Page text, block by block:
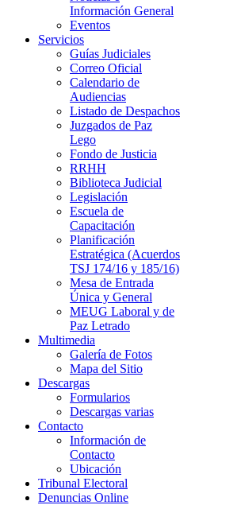
Información General
Eventos
Servicios
Guías Judiciales
Correo Oficial
Calendario de
Audiencias
Listado de Despachos
Juzgados de Paz
Lego
Fondo de Justicia
RRHH
Biblioteca Judicial
Legislación
Escuela de
Capacitación
Planificación
Estratégica (Acuerdos
TSJ 174/16 y 185/16)
Mesa de Entrada
Única y General
MEUG Laboral y de
Paz Letrado
Multimedia
Galería de Fotos
Mapa del Sitio
Descargas
Formularios
Descargas varias
Contacto
Información de
Contacto
Ubicación
Tribunal Electoral
Denuncias Online